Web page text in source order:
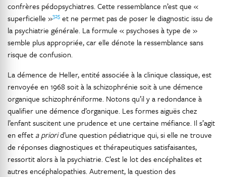
confrères pédopsychiatres. Cette ressemblance n’est que «
superficielle »325 et ne permet pas de poser le diagnostic issu de
la psychiatrie générale. La formule « psychoses à type de »
semble plus appropriée, car elle dénote la ressemblance sans
risque de confusion.
La démence de Heller, entité associée à la clinique classique, est
renvoyée en 1968 soit à la schizophrénie soit à une démence
organique schizophréniforme. Notons qu’il y a redondance à
qualifier une démence d’organique. Les formes aiguës chez
l’enfant suscitent une prudence et une certaine méfiance. Il s’agit
en effet a priorid’une question pédiatrique qui, si elle ne trouve
de réponses diagnostiques et thérapeutiques satisfaisantes,
ressortit alors à la psychiatrie. C’est le lot des encéphalites et
autres encéphalopathies. Autrement, la question des